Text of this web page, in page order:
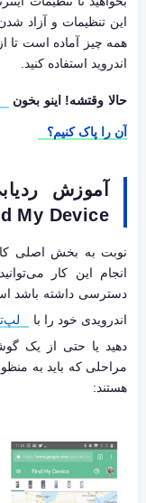
این تنظیمات و آزاد
اندروید استفاده کنید.
حالا وقتشه! اینو بخون
آن را پاک کنیم؟
آموزش
My Device
نوبت به بخش اصلی
انجام این کار
دسترسی داشته باشد
اندرویدی خود را با
دهید یا حتی از یک
مراحلی که باید به
هستند: